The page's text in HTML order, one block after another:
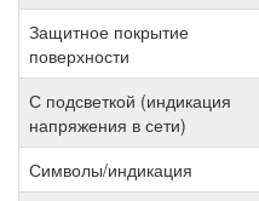
Защитное покрытие
поверхности
С подсветкой (индикация
напряжения в сети)
Символы/индикация